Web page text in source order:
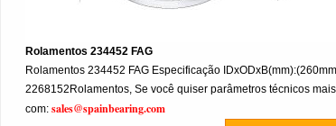
Rolamentos 234452 FAG
Rolamentos 234452 FAG Especificação
2268152Rolamentos, Se você quiser parâmetros técnicos
com:sales@spainbearing.com